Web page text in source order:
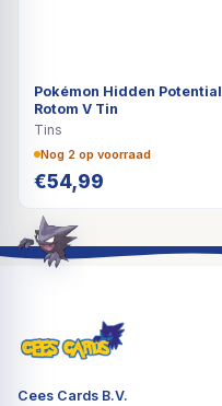
Pokémon Hidden Potential
Rotom V Tin
Tins
Nog 2 op voorraad
€54,99
Cees Cards B.V.